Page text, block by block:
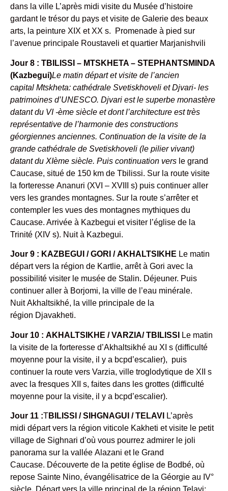
dans la ville L’après midi visite du Musée d’histoire
gardant le trésor du pays et visite de Galerie des beaux
arts, la peinture XIX et XX s. Promenade à pied sur
l’avenue principale Roustaveli et quartier Marjanishvili
Jour 8 : TBILISSI – MTSKHETA – STEPHANTSMINDA
(Kazbegui)Le matin départ et visite de l’ancien
capital Mtskheta: cathédrale Svetiskhoveli et Djvari- les
patrimoines d’UNESCO. Djvari est le superbe monastère
datant du VI -ème siècle et dont l’architecture est très
représentative de l’harmonie des constructions
géorgiennes anciennes. Continuation de la visite de la
grande cathédrale de Svetiskhoveli (le pilier vivant)
datant du XIème siècle. Puis continuation vers le grand
Caucase, situé de 150 km de Tbilissi. Sur la route visite
la forteresse Ananuri (XVI – XVIII s) puis continuer aller
vers les grandes montagnes. Sur la route s’arrêter et
contempler les vues des montagnes mythiques du
Caucase. Arrivée à Kazbegui et visiter l’église de la
Trinité (XIV s). Nuit à Kazbegui.
Jour 9 : KAZBEGUI / GORI / AKHALTSIKHE Le matin
départ vers la région de Kartlie, arrêt à Gori avec la
possibilité visiter le musée de Stalin. Déjeuner. Puis
continuer aller à Borjomi, la ville de l’eau minérale.
Nuit Akhaltsikhé, la ville principale de la
région Djavakheti.
Jour 10 : AKHALTSIKHE / VARZIA/ TBILISSI
Le matin
la visite de la forteresse d’Akhaltsikhé au XI s (difficulté
moyenne pour la visite, il y a bcpd’escalier), puis
continuer la route vers Varzia, ville troglodytique de XII s
avec la fresques XII s, faites dans les grottes (difficulté
moyenne pour la visite, il y a bcpd’escalier).
Jour 11 :TBILISSI / SIHGNAGUI / TELAVI
L’après
midi départ vers la région viticole Kakheti et visite le petit
village de Sighnari d’où vous pourrez admirer le joli
panorama sur la vallée Alazani et le Grand
Caucase. Découverte de la petite église de Bodbé, où
repose Sainte Nino, évangélisatrice de la Géorgie au IV°
siècle. Départ vers la ville principal de la région Telavi;